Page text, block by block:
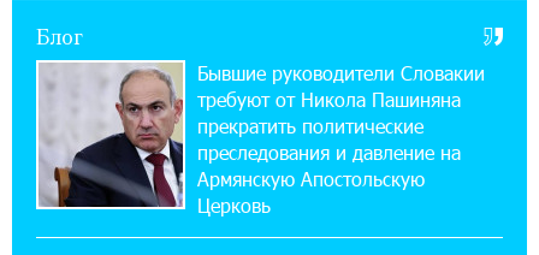
В мобильном приложении Юнибанка теперь
можно зарегистрироваться также с помощью
imID
21:09:13 31-07-2026
«Бесплатные бонусы в играх»: IDBank
предупреждает о кибератаках на школьников
Блог
Бывшие руководители Словакии
требуют от Никола Пашиняна
прекратить политические
преследования и давление на
Армянскую Апостольскую
Церковь